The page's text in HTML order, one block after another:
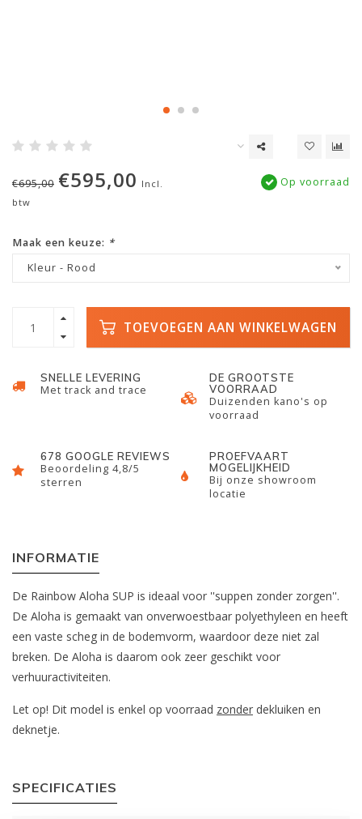
€695,00 €595,00 Incl.
btw
Op voorraad
Maak een keuze: *
Kleur - Rood
TOEVOEGEN AAN WINKELWAGEN
SNELLE LEVERING
Met track and trace
DE GROOTSTE
VOORRAAD
Duizenden kano's op
voorraad
678 GOOGLE REVIEWS
Beoordeling 4,8/5
sterren
PROEFVAART
MOGELIJKHEID
Bij onze showroom
locatie
INFORMATIE
De Rainbow Aloha SUP is ideaal voor ''suppen zonder zorgen''.
De Aloha is gemaakt van onverwoestbaar polyethyleen en heeft
een vaste scheg in de bodemvorm, waardoor deze niet zal
breken. De Aloha is daarom ook zeer geschikt voor
verhuuractiviteiten.
Let op! Dit model is enkel op voorraad zonder dekluiken en
deknetje.
SPECIFICATIES